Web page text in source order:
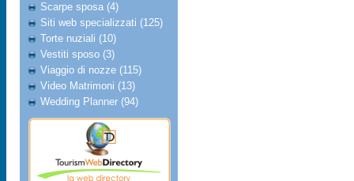
Scarpe sposa (4)
Siti web specializzati (125)
Torte nuziali (10)
Vestiti sposo (3)
Viaggio di nozze (115)
Video Matrimoni (13)
Wedding Planner (94)